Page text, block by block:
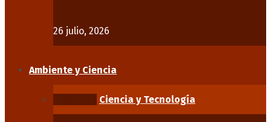
26 julio, 2026
Ambiente y Ciencia
Ciencia y Tecnología